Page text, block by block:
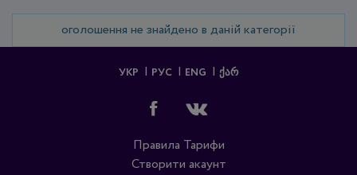
оголошення не знайдено в даній категорії
УКР РУС ENG ᲥᲐᲠ
Правила Тарифи
Створити акаунт